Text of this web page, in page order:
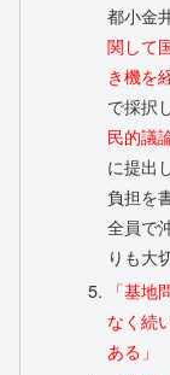
都小金
関して
き機を
で採択
民的議
に提出
負担を
全員で
りも大
「基
なく続
ある」